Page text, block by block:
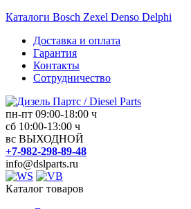
Перейти
содержимому
Каталоги Bosch Zexel Denso Delphi
Доставка и оплата
Гарантия
Контакты
Сотрудничество
Дизель
Партс
/
Diesel
Parts
пн-пт 09:00-18:00 ч
сб 10:00-13:00 ч
вс ВЫХОДНОЙ
+7-982-298-89-48
info@dslparts.ru
Каталог товаров